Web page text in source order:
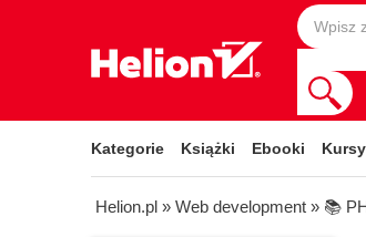
Kategorie Książki Ebooki
Helion.pl » Web development » 📚